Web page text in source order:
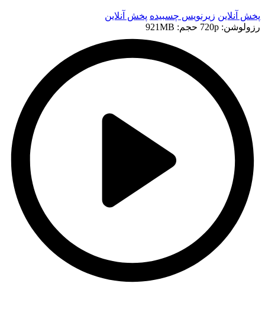
پخش آنلاین زیرنویس چسبیده پخش آنلاین
رزولوشن: 720p
حجم: 921MB